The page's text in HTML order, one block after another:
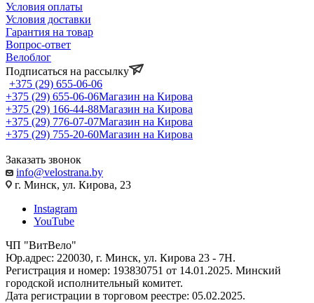
Условия оплаты
Условия доставки
Гарантия на товар
Вопрос-ответ
Велоблог
Подписаться на рассылку
+375 (29) 655-06-06
+375 (29) 655-06-06Магазин на Кирова
+375 (29) 166-44-88Магазин на Кирова
+375 (29) 776-07-07Магазин на Кирова
+375 (29) 755-20-60Магазин на Кирова
Заказать звонок
info@velostrana.by
г. Минск, ул. Кирова, 23
Instagram
YouTube
ЧП "ВитВело"
Юр.адрес: 220030, г. Минск, ул. Кирова 23 - 7Н.
Регистрация и номер: 193830751 от 14.01.2025. Минский
городской исполнительный комитет.
Дата регистрации в торговом реестре: 05.02.2025.